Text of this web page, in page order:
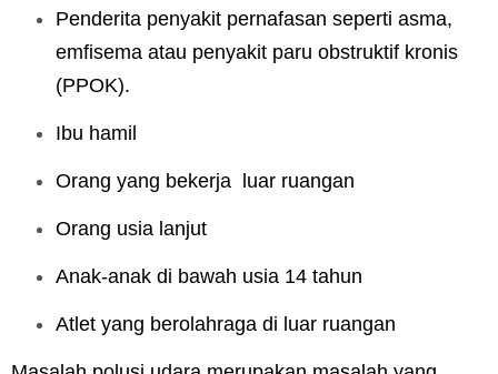
Penderita penyakit pernafasan seperti asma,
emfisema atau penyakit paru obstruktif kronis
(PPOK).
Ibu hamil
Orang yang bekerja luar ruangan
Orang usia lanjut
Anak-anak di bawah usia 14 tahun
Atlet yang berolahraga di luar ruangan